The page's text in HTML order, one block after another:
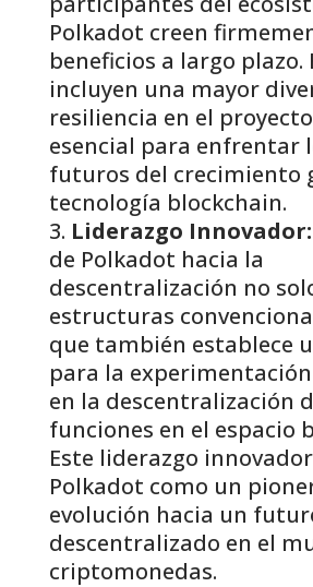
Polkadot creen
beneficios a largo plazo.
incluyen una mayor
resiliencia en el
esencial para enfrentar
futuros del crecimiento
tecnología blockchain.
Liderazgo Innovador:
de Polkadot hacia la
descentralización no
estructuras
que también establece
para la
en la descentralización
funciones en el espacio
Este liderazgo
Polkadot como un
evolución hacia un
descentralizado en el
criptomonedas.